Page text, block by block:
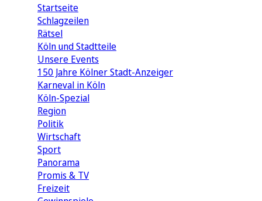
Startseite
Schlagzeilen
Rätsel
Köln und Stadtteile
Unsere Events
150 Jahre Kölner Stadt-Anzeiger
Karneval in Köln
Köln-Spezial
Region
Politik
Wirtschaft
Sport
Panorama
Promis & TV
Freizeit